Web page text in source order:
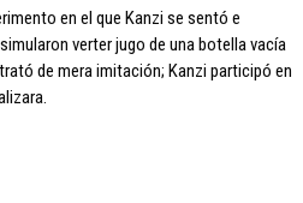
en el que Kanzi se sentó e
verter jugo de una botella vacía
de mera imitación; Kanzi participó en